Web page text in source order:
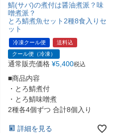
鯖(サバ)の煮付は醤油煮派？味
噌煮派？
とろ鯖煮魚セット2種8食入りセ
ット
冷凍クール便
送料込
クール便（冷凍）
通常販売価格 ¥5,400税込
■商品内容
・とろ鯖煮付
・とろ鯖味噌煮
2種各4個ずつ 合計8個入り
詳細を見る